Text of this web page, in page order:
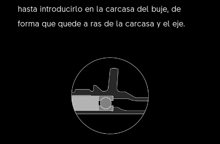
hasta introducirlo en la carcasa del buje, de
forma que quede a ras de la carcasa y el eje.